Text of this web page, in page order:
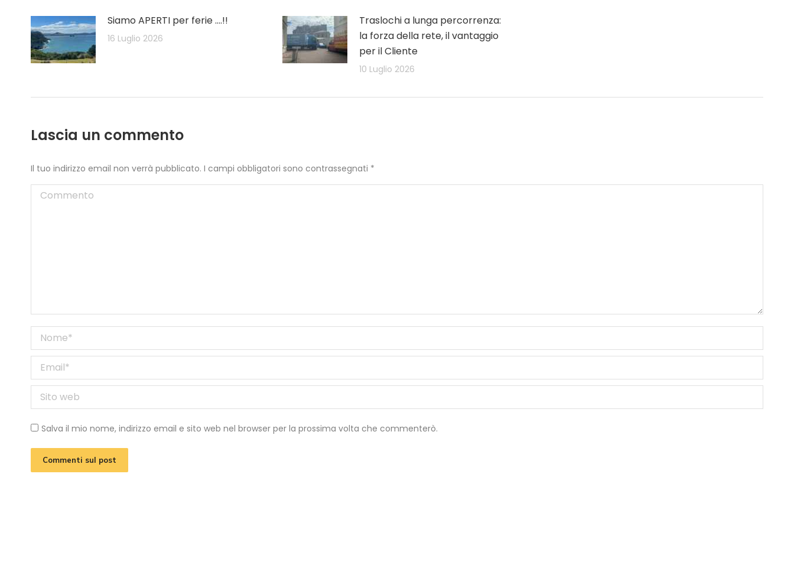
Siamo APERTI per ferie ….!!
16 Luglio 2026
Traslochi a lunga percorrenza:
la forza della rete, il vantaggio
per il Cliente
10 Luglio 2026
Lascia un commento
Il tuo indirizzo email non verrà pubblicato. I campi obbligatori sono contrassegnati *
Commento
Nome *
Email *
Sito web
Salva il mio nome, indirizzo email e sito web nel browser per la prossima volta che commenterò.
Commenti sul post